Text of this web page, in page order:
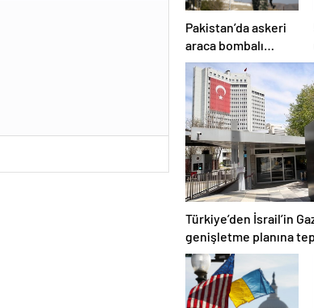
Pakistan’da askeri
araca bombalı
saldırı düzenlendi
Türkiye’den İsrail’in
genişletme planına